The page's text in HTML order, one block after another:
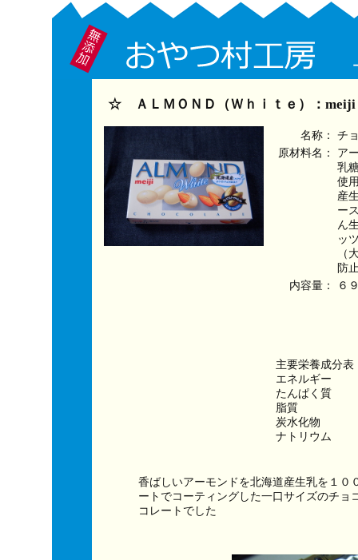
☆ ＡＬＭＯＮＤ（Ｗｈｉｔｅ）：
名称：
チ
原材料名：
ア
乳
使
産
ー
ん
ッ
（
防
内容量：
６
主要栄養成分
エネルギー　
たんぱく質　
脂質　　　　
炭水化物　　
ナトリウム　　
香ばしいアーモンドを北海道産生乳を１０
ートでコーティングした一口サイズのチョ
コレートでした